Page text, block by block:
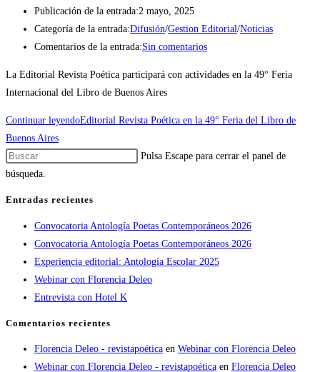
Publicación de la entrada:2 mayo, 2025
Categoría de la entrada:Difusión/Gestion Editorial/Noticias
Comentarios de la entrada:Sin comentarios
La Editorial Revista Poética participará con actividades en la 49° Feria
Internacional del Libro de Buenos Aires
Continuar leyendoEditorial Revista Poética en la 49° Feria del Libro de
Buenos Aires
Pulsa Escape para cerrar el panel de
búsqueda.
Entradas recientes
Convocatoria Antología Poetas Contemporáneos 2026
Convocatoria Antología Poetas Contemporáneos 2026
Experiencia editorial: Antología Escolar 2025
Webinar con Florencia Deleo
Entrevista con Hotel K
Comentarios recientes
Florencia Deleo - revistapoética en Webinar con Florencia Deleo
Webinar con Florencia Deleo - revistapoética en Florencia Deleo